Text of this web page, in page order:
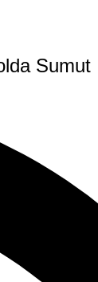
Sumut